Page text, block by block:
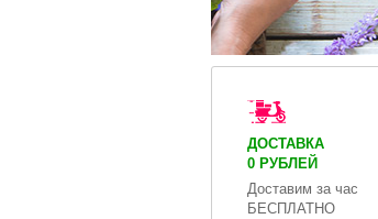
ДОСТАВКА
0 РУБЛЕЙ
Доставим за час
БЕСПЛАТНО